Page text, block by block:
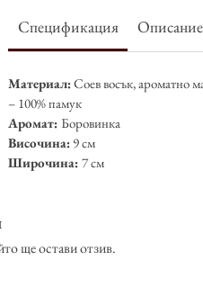
Спецификация
Материал:Соев восък, ароматно
– 100% памук
Аромат: Боровинка
Височина: 9 см
Широчина: 7 см
ще остави отзив.